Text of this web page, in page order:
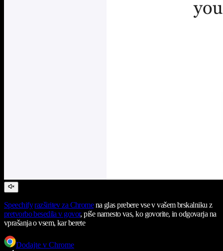
Speechify razširitev za Chromena glas prebere vse v vašem brskalniku z
pretvorbo besedila v govor, piše namesto vas, ko govorite, in odgovarja na
vprašanja o vsem, kar berete
Dodajte v Chrome